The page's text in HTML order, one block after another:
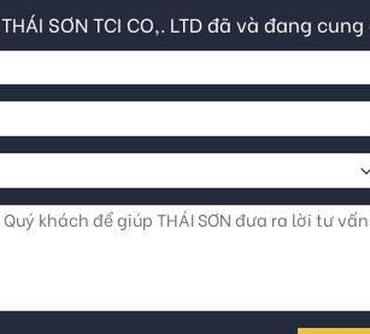
THÁI SƠN TCI CO,. LTD đã và đang